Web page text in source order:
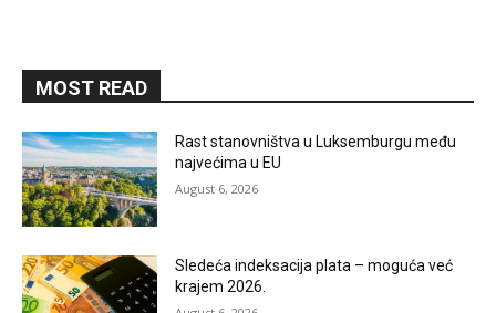
MOST READ
Rast stanovništva u Luksemburgu među
najvećima u EU
August 6, 2026
Sledeća indeksacija plata – moguća već
krajem 2026.